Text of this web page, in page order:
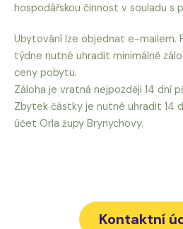
hospodářskou činnost v souladu s
Ubytování lze objednat e-mailem.
týdne nutné uhradit minimálně
ceny pobytu.
Záloha je vratná nejpozději 14 dní
Zbytek částky je nutné uhradit 14
účet Orla župy Brynychovy.
Kontaktní